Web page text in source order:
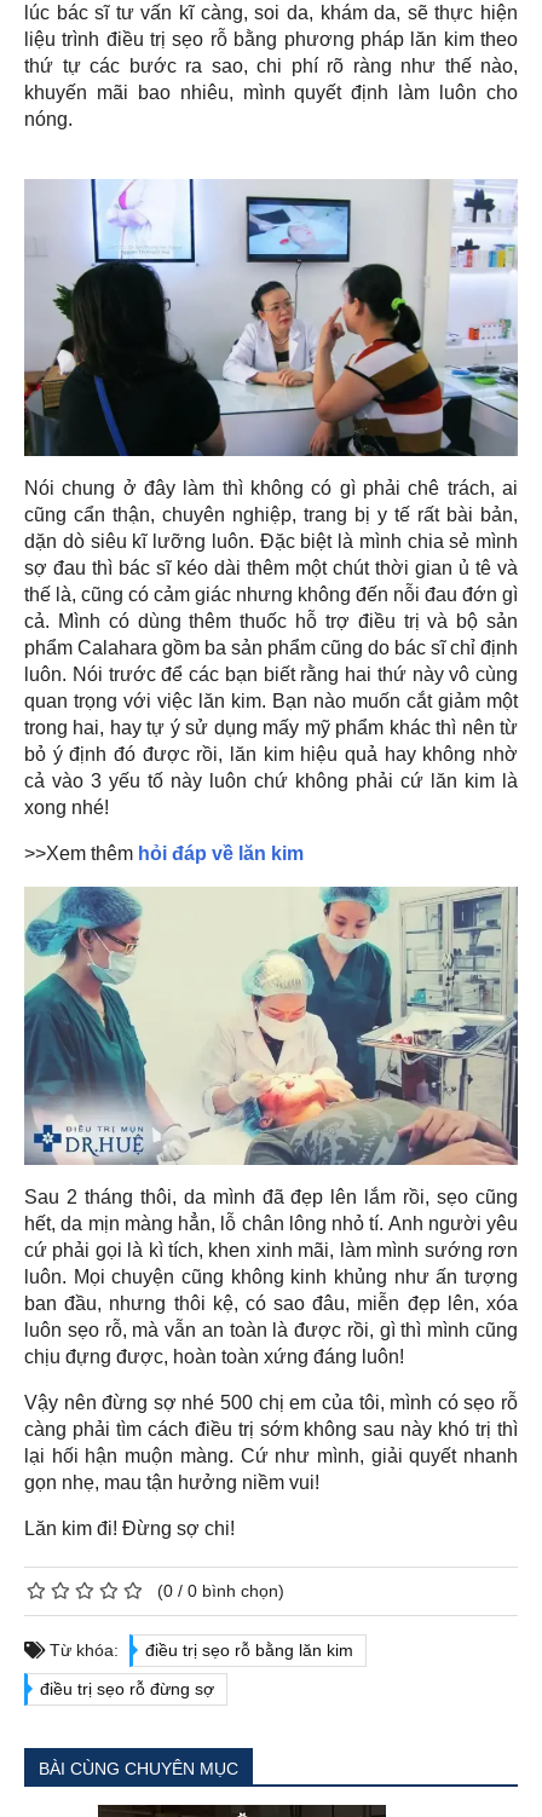
lúc bác sĩ tư vấn kĩ càng, soi da, khám da, sẽ thực hiện
liệu trình điều trị sẹo rỗ bằng phương pháp lăn kim theo
thứ tự các bước ra sao, chi phí rõ ràng như thế nào,
khuyến mãi bao nhiêu, mình quyết định làm luôn cho
nóng.
Nói chung ở đây làm thì không có gì phải chê trách, ai
cũng cẩn thận, chuyên nghiệp, trang bị y tế rất bài bản,
dặn dò siêu kĩ lưỡng luôn. Đặc biệt là mình chia sẻ mình
sợ đau thì bác sĩ kéo dài thêm một chút thời gian ủ tê và
thế là, cũng có cảm giác nhưng không đến nỗi đau đớn gì
cả. Mình có dùng thêm thuốc hỗ trợ điều trị và bộ sản
phẩm Calahara gồm ba sản phẩm cũng do bác sĩ chỉ định
luôn. Nói trước để các bạn biết rằng hai thứ này vô cùng
quan trọng với việc lăn kim. Bạn nào muốn cắt giảm một
trong hai, hay tự ý sử dụng mấy mỹ phẩm khác thì nên từ
bỏ ý định đó được rồi, lăn kim hiệu quả hay không nhờ
cả vào 3 yếu tố này luôn chứ không phải cứ lăn kim là
xong nhé!
>>Xem thêm hỏi đáp về lăn kim
Sau 2 tháng thôi, da mình đã đẹp lên lắm rồi, sẹo cũng
hết, da mịn màng hẳn, lỗ chân lông nhỏ tí. Anh người yêu
cứ phải gọi là kì tích, khen xinh mãi, làm mình sướng rơn
luôn. Mọi chuyện cũng không kinh khủng như ấn tượng
ban đầu, nhưng thôi kệ, có sao đâu, miễn đẹp lên, xóa
luôn sẹo rỗ, mà vẫn an toàn là được rồi, gì thì mình cũng
chịu đựng được, hoàn toàn xứng đáng luôn!
Vậy nên đừng sợ nhé 500 chị em của tôi, mình có sẹo rỗ
càng phải tìm cách điều trị sớm không sau này khó trị thì
lại hối hận muộn màng. Cứ như mình, giải quyết nhanh
gọn nhẹ, mau tận hưởng niềm vui!
Lăn kim đi! Đừng sợ chi!
(0 / 0 bình chọn)
Từ khóa:
điều trị sẹo rỗ bằng lăn kim
điều trị sẹo rỗ đừng sợ
BÀI CÙNG CHUYÊN MỤC